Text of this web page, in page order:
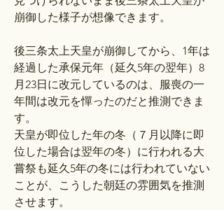
崩御した様子が想像できます。
後三条太上天皇が崩御してから、1年は
経過した承保元年（延久5年の翌年）8
月23日に改元しているのは、服喪の一
年間は改元を憚ったのだと推測できま
す。
天皇が即位した年の冬（７月以降に即
位した場合は翌年の冬）に行われる大
嘗祭も延久5年の冬には行われていない
ことが、こうした朝廷の雰囲気を推測
させます。